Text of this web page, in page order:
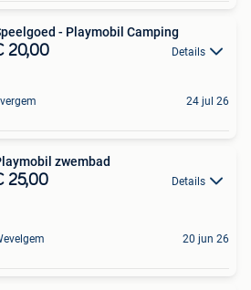
- Playmobil Camping
20,00 Details
24 jul 26
zwembad
25,00 Details
20 jun 26